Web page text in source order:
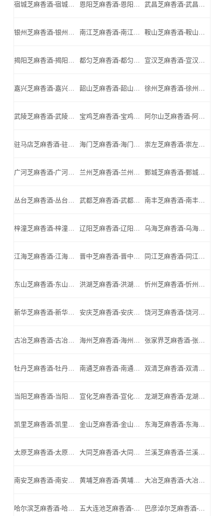
宿城芝麻香酒-宿城名酒-宿城小北门_宿城芝麻香酒厂家 恩阳芝麻香酒-恩阳名酒-恩阳小北门_恩阳芝麻香酒厂家 武昌芝麻香酒-武昌名酒-武昌小北门_武昌芝麻香酒厂家
银州芝麻香酒-银州名酒-银州小北门_银州芝麻香酒厂家 南江芝麻香酒-南江名酒-南江小北门_南江芝麻香酒厂家 鞍山芝麻香酒-鞍山名酒-鞍山小北门_鞍山芝麻香酒厂家
揭阳芝麻香酒-揭阳名酒-揭阳小北门_揭阳芝麻香酒厂家 都匀芝麻香酒-都匀名酒-都匀小北门_都匀芝麻香酒厂家 宣汉芝麻香酒-宣汉名酒-宣汉小北门_宣汉芝麻香酒厂家
嘉兴芝麻香酒-嘉兴名酒-嘉兴小北门_嘉兴芝麻香酒厂家 韶山芝麻香酒-韶山名酒-韶山小北门_韶山芝麻香酒厂家 徐州芝麻香酒-徐州名酒-徐州小北门_徐州芝麻香酒厂家
武陵芝麻香酒-武陵名酒-武陵小北门_武陵芝麻香酒厂家 宝鸡芝麻香酒-宝鸡名酒-宝鸡小北门_宝鸡芝麻香酒厂家 阿尔山芝麻香酒-阿尔山名酒-阿尔山小北门_阿尔山芝麻香酒厂家
驻马店芝麻香酒-驻马店名酒-驻马店小北门_驻马店芝麻香酒厂家 海门芝麻香酒-海门名酒-海门小北门_海门芝麻香酒厂家 崇左芝麻香酒-崇左名酒-崇左小北门_崇左芝麻香酒厂家
广河芝麻香酒-广河名酒-广河小北门_广河芝麻香酒厂家 兰州芝麻香酒-兰州名酒-兰州小北门_兰州芝麻香酒厂家 鄄城芝麻香酒-鄄城名酒-鄄城小北门_鄄城芝麻香酒厂家
丛台芝麻香酒-丛台名酒-丛台小北门_丛台芝麻香酒厂家 武都芝麻香酒-武都名酒-武都小北门_武都芝麻香酒厂家 南丰芝麻香酒-南丰名酒-南丰小北门_南丰芝麻香酒厂家
梓潼芝麻香酒-梓潼名酒-梓潼小北门_梓潼芝麻香酒厂家 辽阳芝麻香酒-辽阳名酒-辽阳小北门_辽阳芝麻香酒厂家 乌海芝麻香酒-乌海名酒-乌海小北门_乌海芝麻香酒厂家
江海芝麻香酒-江海名酒-江海小北门_江海芝麻香酒厂家 晋中芝麻香酒-晋中名酒-晋中小北门_晋中芝麻香酒厂家 同江芝麻香酒-同江名酒-同江小北门_同江芝麻香酒厂家
东山芝麻香酒-东山名酒-东山小北门_东山芝麻香酒厂家 洪湖芝麻香酒-洪湖名酒-洪湖小北门_洪湖芝麻香酒厂家 忻州芝麻香酒-忻州名酒-忻州小北门_忻州芝麻香酒厂家
新华芝麻香酒-新华名酒-新华小北门_新华芝麻香酒厂家 安庆芝麻香酒-安庆名酒-安庆小北门_安庆芝麻香酒厂家 饶河芝麻香酒-饶河名酒-饶河小北门_饶河芝麻香酒厂家
古冶芝麻香酒-古冶名酒-古冶小北门_古冶芝麻香酒厂家 海州芝麻香酒-海州名酒-海州小北门_海州芝麻香酒厂家 张家界芝麻香酒-张家界名酒-张家界小北门_张家界芝麻香酒厂家
牡丹芝麻香酒-牡丹名酒-牡丹小北门_牡丹芝麻香酒厂家 南通芝麻香酒-南通名酒-南通小北门_南通芝麻香酒厂家 双清芝麻香酒-双清名酒-双清小北门_双清芝麻香酒厂家
当阳芝麻香酒-当阳名酒-当阳小北门_当阳芝麻香酒厂家 宣化芝麻香酒-宣化名酒-宣化小北门_宣化芝麻香酒厂家 龙湖芝麻香酒-龙湖名酒-龙湖小北门_龙湖芝麻香酒厂家
凯里芝麻香酒-凯里名酒-凯里小北门_凯里芝麻香酒厂家 金山芝麻香酒-金山名酒-金山小北门_金山芝麻香酒厂家 东海芝麻香酒-东海名酒-东海小北门_东海芝麻香酒厂家
太原芝麻香酒-太原名酒-太原小北门_太原芝麻香酒厂家 大同芝麻香酒-大同名酒-大同小北门_大同芝麻香酒厂家 兰溪芝麻香酒-兰溪名酒-兰溪小北门_兰溪芝麻香酒厂家
南安芝麻香酒-南安名酒-南安小北门_南安芝麻香酒厂家 黄埔芝麻香酒-黄埔名酒-黄埔小北门_黄埔芝麻香酒厂家 大冶芝麻香酒-大冶名酒-大冶小北门_大冶芝麻香酒厂家
哈尔滨芝麻香酒-哈尔滨名酒-哈尔滨小北门_哈尔滨芝麻香酒厂家 五大连池芝麻香酒-五大连池名酒-五大连池小北门_五大连池芝麻香酒厂家 巴彦淖尔芝麻香酒-巴彦淖尔名酒-巴彦淖尔小北门_巴彦淖尔芝麻香酒厂家